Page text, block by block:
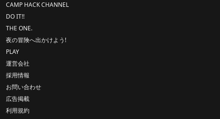
CAMP HACK CHANNEL
DO IT!!
THE ONE.
夜の冒険へ出かけよう!
PLAY
運営会社
採用情報
お問い合わせ
広告掲載
利用規約